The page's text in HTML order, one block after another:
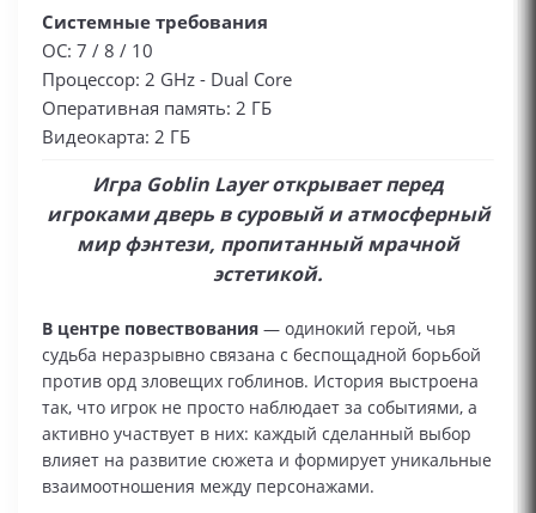
Системные требования
ОС: 7 / 8 / 10
Процессор: 2 GHz - Dual Core
Оперативная память: 2 ГБ
Видеокарта: 2 ГБ
Игра Goblin Layer открывает перед
игроками дверь в суровый и атмосферный
мир фэнтези, пропитанный мрачной
эстетикой.
В центре повествования — одинокий герой, чья
судьба неразрывно связана с беспощадной борьбой
против орд зловещих гоблинов. История выстроена
так, что игрок не просто наблюдает за событиями, а
активно участвует в них: каждый сделанный выбор
влияет на развитие сюжета и формирует уникальные
взаимоотношения между персонажами.